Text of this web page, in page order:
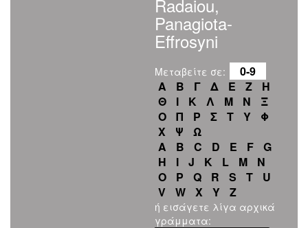
Radaiou,
Panagiota-
Effrosyni
Μεταβείτε σε:
0-9
Α
Β Γ Δ Ε Ζ
Η
Θ
Ι Κ Λ Μ Ν
Ξ
Ο
Π Ρ Σ Τ Υ
Φ
Χ
Ψ
Ω
A
B C D E F
G
H
I J K L M
N
O
P Q R S T
U
V
W X Y Z
ή εισάγετε λίγα αρχικά
γράμματα: